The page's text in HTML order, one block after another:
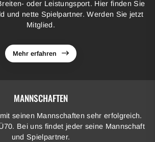
oder Leistungsport. Hier finden Sie
und nette Spielpartner. Werden Sie jetzt
Mitglied.
Mehr erfahren
MANNSCHAFTEN
seinen Mannschaften sehr erfolgreich.
Bei uns findet jeder seine Mannschaft
und Spielpartner.